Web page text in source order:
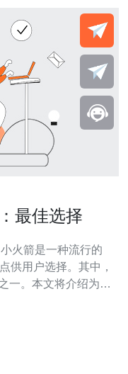
最佳选择
供用户选择。其中，
一。本文将介绍为何
湾地理位置的优势，